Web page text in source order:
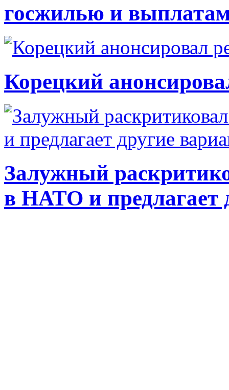
госжилью и
Корецкий
Залужный
в НАТО и предлагает